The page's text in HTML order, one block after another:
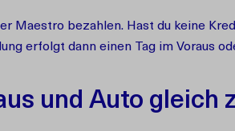
Maestro bezahlen. Hast du keine
erfolgt dann einen Tag im Voraus
und Auto gleich